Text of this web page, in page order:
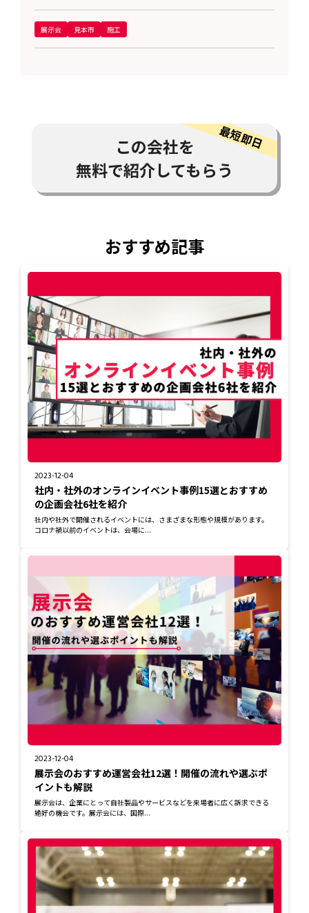
展示会 見本市 施工
この会社を
無料で紹介してもらう
おすすめ記事
2023-12-04
社内・社外のオンラインイベント事例15選とおすすめ
の企画会社6社を紹介
社内や社外で開催されるイベントには、さまざまな形態や規模があります。
コロナ禍以前のイベントは、会場に...
2023-12-04
展示会のおすすめ運営会社12選！開催の流れや選ぶポ
イントも解説
展示会は、企業にとって自社製品やサービスなどを来場者に広く訴求できる
絶好の機会です。展示会には、国際...